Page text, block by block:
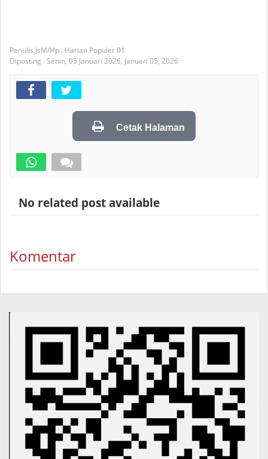
JsM/Hp : Harian Populer 01
Diposting : Senin, 05 Januari 2026, Januari 05, 2026
Cetak Halaman
No related post available
Komentar